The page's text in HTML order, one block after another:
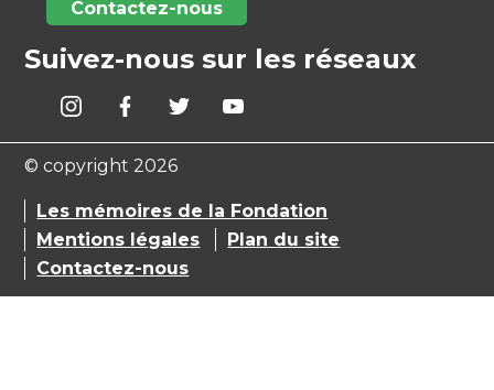
Contactez-nous
Suivez-nous sur les réseaux
© copyright 2026
Les mémoires de la Fondation
Mentions légales
Plan du site
Contactez-nous